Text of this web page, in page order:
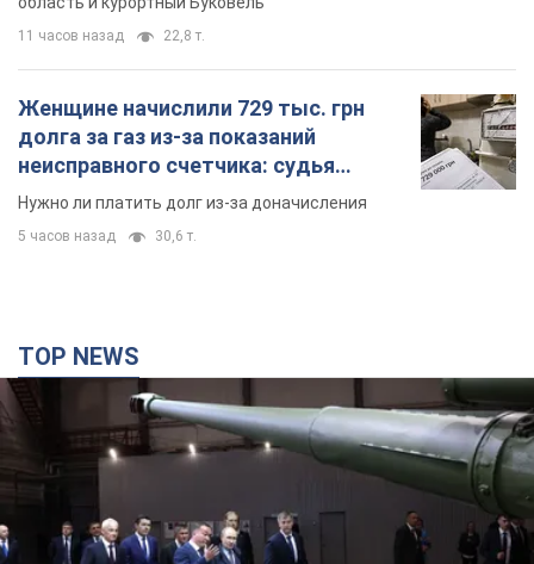
TOP NEWS
Кремль получил "окно возможностей", а Трамп
остался почти без ракет: как быть Украине?
Интервью с Мельником
Мнение о том, что у России закончатся баллистические
ракеты, крайне опасно, подчеркнул эксперт